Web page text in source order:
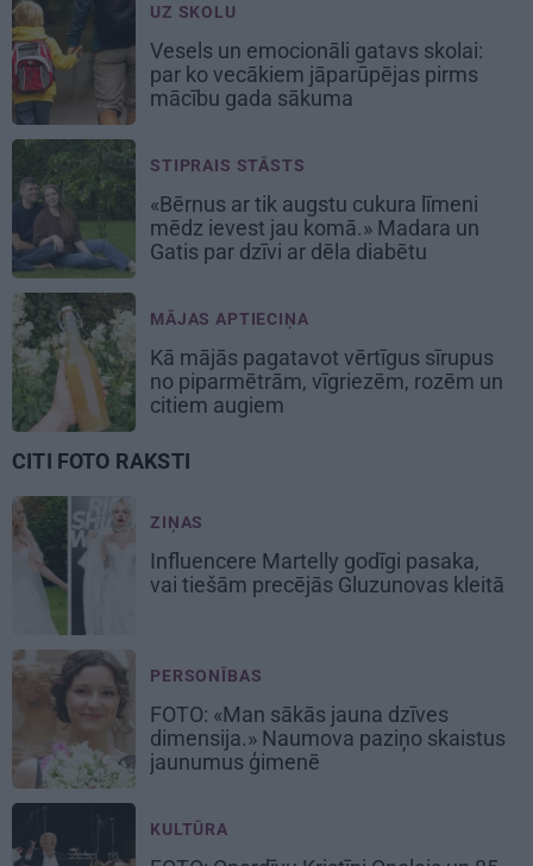
UZ SKOLU
Vesels un emocionāli gatavs skolai:
par ko vecākiem jāparūpējas pirms
mācību gada sākuma
STIPRAIS STĀSTS
«Bērnus ar tik augstu cukura līmeni
mēdz ievest jau komā.» Madara un
Gatis par dzīvi ar dēla diabētu
MĀJAS APTIECIŅA
Kā mājās pagatavot vērtīgus sīrupus
no piparmētrām, vīgriezēm, rozēm un
citiem augiem
CITI FOTO RAKSTI
ZIŅAS
Influencere Martelly godīgi pasaka,
vai tiešām precējās Gluzunovas kleitā
PERSONĪBAS
FOTO: «Man sākās jauna dzīves
dimensija.» Naumova paziņo skaistus
jaunumus ģimenē
KULTŪRA